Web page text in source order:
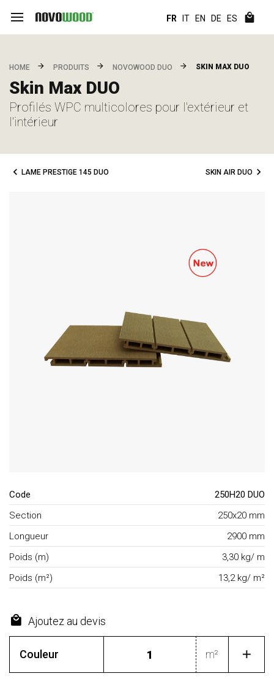
FR IT EN DE ES
HOME PRODUITS NOVOWOOD DUO SKIN MAX DUO
Skin Max DUO
Profilés WPC multicolores pour l'extérieur et
l'intérieur
LAME PRESTIGE 145 DUO SKIN AIR DUO
Code
250H20 DUO
Section
250x20 mm
Longueur
2900 mm
Poids (m)
3,30 kg/ m
Poids (m²)
13,2 kg/ m²
Ajoutez au devis
Couleur m²